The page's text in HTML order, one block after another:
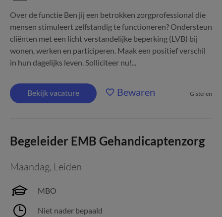
Over de functie Ben jij een betrokken zorgprofessional die
mensen stimuleert zelfstandig te functioneren? Ondersteun
cliënten met een licht verstandelijke beperking (LVB) bij
wonen, werken en participeren. Maak een positief verschil
in hun dagelijks leven. Solliciteer nu!...
Bekijk vacature Bewaren Gisteren
Begeleider EMB Gehandicaptenzorg
Maandag, Leiden
MBO
Niet nader bepaald